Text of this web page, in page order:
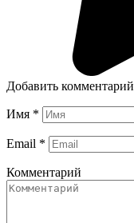
Добавить комментарий
Имя *
Email *
Комментарий